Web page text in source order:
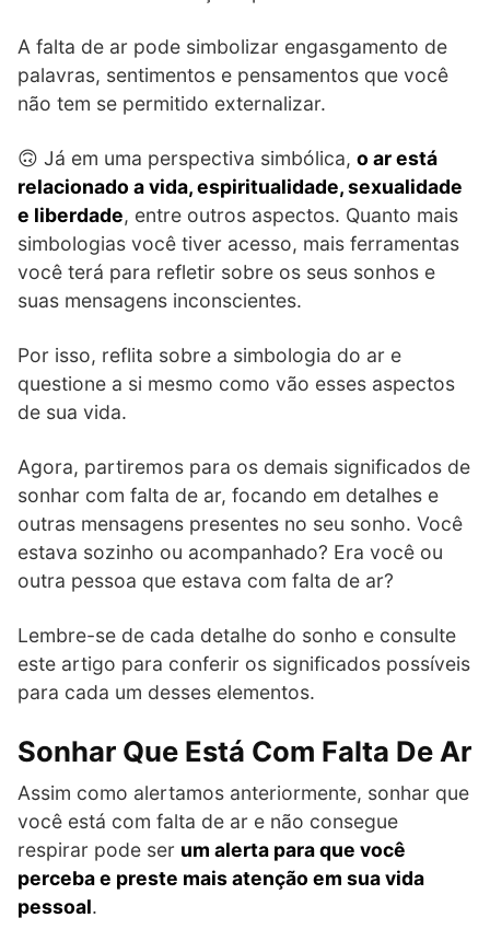
A falta de ar pode simbolizar engasgamento de
palavras, sentimentos e pensamentos que você
não tem se permitido externalizar.
🙃 Já em uma perspectiva simbólica, o ar está
relacionado a vida, espiritualidade, sexualidade
e liberdade, entre outros aspectos. Quanto mais
simbologias você tiver acesso, mais ferramentas
você terá para refletir sobre os seus sonhos e
suas mensagens inconscientes.
Por isso, reflita sobre a simbologia do ar e
questione a si mesmo como vão esses aspectos
de sua vida.
Agora, partiremos para os demais significados de
sonhar com falta de ar, focando em detalhes e
outras mensagens presentes no seu sonho. Você
estava sozinho ou acompanhado? Era você ou
outra pessoa que estava com falta de ar?
Lembre-se de cada detalhe do sonho e consulte
este artigo para conferir os significados possíveis
para cada um desses elementos.
Sonhar Que Está Com Falta De Ar
Assim como alertamos anteriormente, sonhar que
você está com falta de ar e não consegue
respirar pode ser um alerta para que você
perceba e preste mais atenção em sua vida
pessoal.